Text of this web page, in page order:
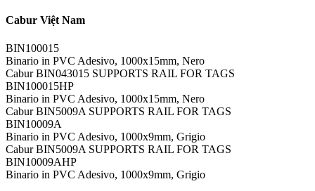
Cabur Việt Nam
BIN100015
Binario in PVC Adesivo, 1000x15mm, Nero
Cabur BIN043015 SUPPORTS RAIL FOR TAGS
BIN100015HP
Binario in PVC Adesivo, 1000x15mm, Nero
Cabur BIN5009A SUPPORTS RAIL FOR TAGS
BIN10009A
Binario in PVC Adesivo, 1000x9mm, Grigio
Cabur BIN5009A SUPPORTS RAIL FOR TAGS
BIN10009AHP
Binario in PVC Adesivo, 1000x9mm, Grigio